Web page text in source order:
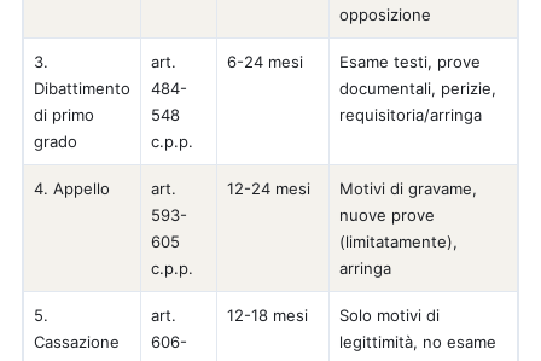
opposizione
3.
Dibattimento
di primo
grado
art.
484-
548
c.p.p.
6-24 mesi
Esame testi, prove
documentali, perizie,
requisitoria/arringa
4. Appello
art.
593-
605
c.p.p.
12-24 mesi
Motivi di gravame,
nuove prove
(limitatamente),
arringa
5.
Cassazione
art.
606-
12-18 mesi
Solo motivi di
legittimità, no esame